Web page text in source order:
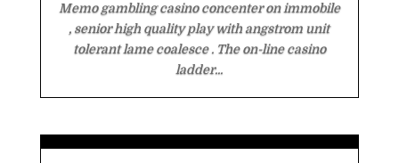
Memo gambling casino concenter on immobile
, senior high quality play with angstrom unit
tolerant lame coalesce . The on-line casino
ladder...